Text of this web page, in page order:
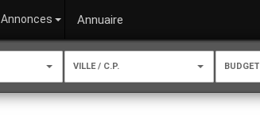
Annonces Annuaire
VILLE / C.P. BUDGET